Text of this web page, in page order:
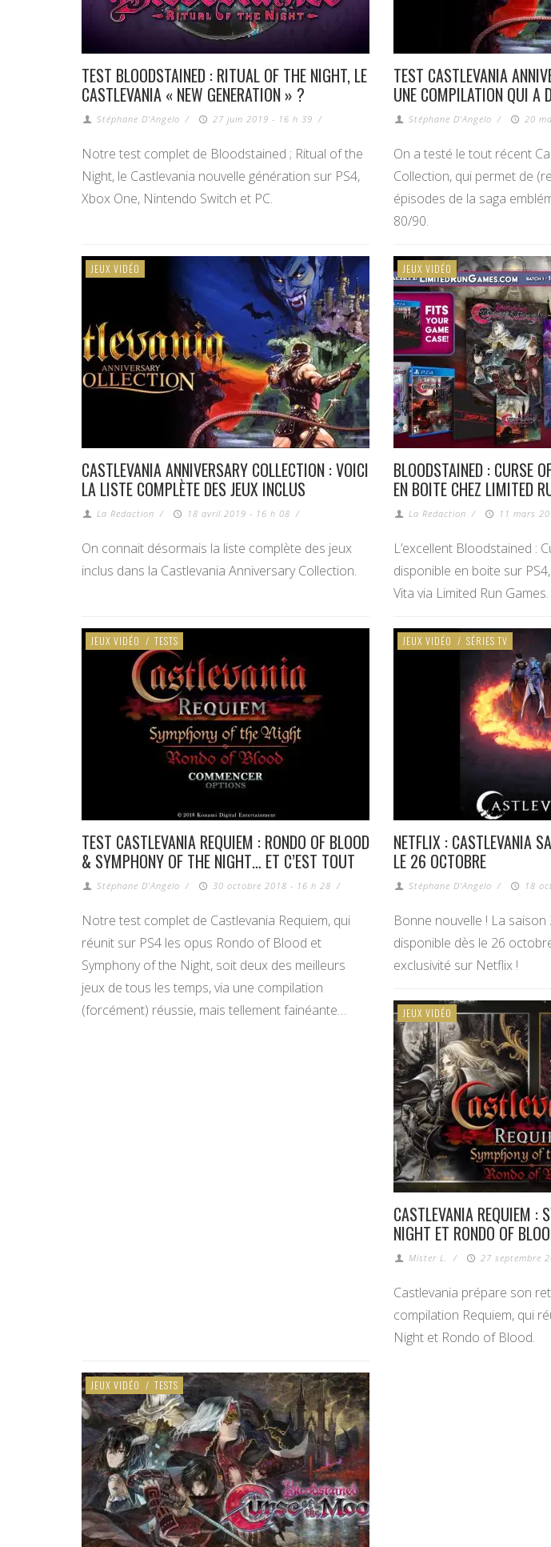
TEST BLOODSTAINED : RITUAL OF THE NIGHT, LE
CASTLEVANIA « NEW GENERATION » ?
Stéphane D'Angelo / 27 juin 2019 - 16 h 39 /
Notre test complet de Bloodstained ; Ritual of the
Night, le Castlevania nouvelle génération sur PS4,
Xbox One, Nintendo Switch et PC.
TEST CASTLEVANIA
UNE COMPILATION QUI A
Stéphane D'Angelo / 20
On a testé le tout récent
Collection, qui permet de
épisodes de la saga
80/90.
JEUX VIDÉO
CASTLEVANIA ANNIVERSARY COLLECTION : VOICI
LA LISTE COMPLÈTE DES JEUX INCLUS
La Redaction / 18 avril 2019 - 16 h 08 /
On connait désormais la liste complète des jeux
inclus dans la Castlevania Anniversary Collection.
JEUX VIDÉO
BLOODSTAINED : CURSE
EN BOITE CHEZ LIMITED
La Redaction / 11 mars
L’excellent Bloodstained :
disponible en boite sur
Vita via Limited Run Games.
JEUX VIDÉO / TESTS
TEST CASTLEVANIA REQUIEM : RONDO OF BLOOD
& SYMPHONY OF THE NIGHT… ET C’EST TOUT
Stéphane D'Angelo / 30 octobre 2018 - 16 h 28 /
Notre test complet de Castlevania Requiem, qui
réunit sur PS4 les opus Rondo of Blood et
Symphony of the Night, soit deux des meilleurs
jeux de tous les temps, via une compilation
(forcément) réussie, mais tellement fainéante…
JEUX VIDÉO / SÉRIES TV
NETFLIX : CASTLEVANIA
LE 26 OCTOBRE
Stéphane D'Angelo / 18
Bonne nouvelle ! La
disponible dès le 26
exclusivité sur Netflix !
JEUX VIDÉO
CASTLEVANIA REQUIEM :
NIGHT ET RONDO OF
Mister L. / 27 septembre
Castlevania prépare son
compilation Requiem, qui
Night et Rondo of Blood.
JEUX VIDÉO / TESTS